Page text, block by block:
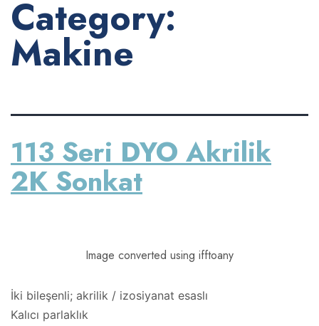
Category:
Makine
113 Seri DYO Akrilik
2K Sonkat
Image converted using ifftoany
İki bileşenli; akrilik / izosiyanat esaslı
Kalıcı parlaklık